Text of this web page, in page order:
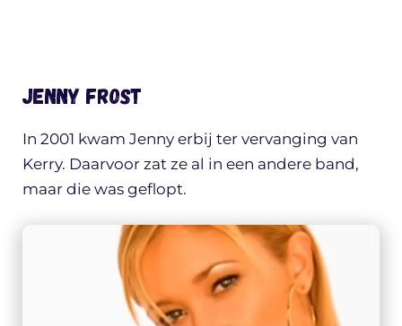
Jenny Frost
In 2001 kwam Jenny erbij ter vervanging van
Kerry. Daarvoor zat ze al in een andere band,
maar die was geflopt.